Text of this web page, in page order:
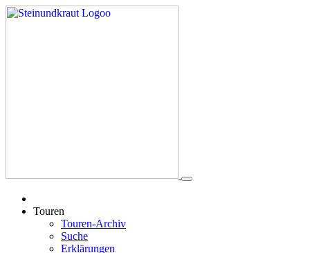
Touren
Touren-Archiv
Suche
Erklärungen